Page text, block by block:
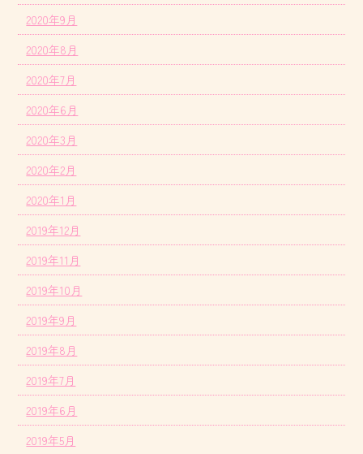
2020年9月
2020年8月
2020年7月
2020年6月
2020年3月
2020年2月
2020年1月
2019年12月
2019年11月
2019年10月
2019年9月
2019年8月
2019年7月
2019年6月
2019年5月